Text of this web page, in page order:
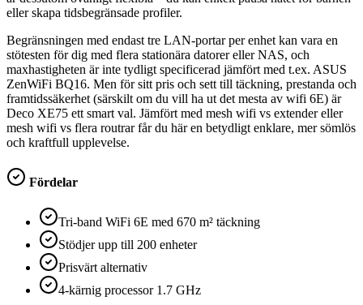
eller skapa tidsbegränsade profiler.
Begränsningen med endast tre LAN-portar per enhet kan vara en
stötesten för dig med flera stationära datorer eller NAS, och
maxhastigheten är inte tydligt specificerad jämfört med t.ex. ASUS
ZenWiFi BQ16. Men för sitt pris och sett till täckning, prestanda och
framtidssäkerhet (särskilt om du vill ha ut det mesta av wifi 6E) är
Deco XE75 ett smart val. Jämfört med mesh wifi vs extender eller
mesh wifi vs flera routrar får du här en betydligt enklare, mer sömlös
och kraftfull upplevelse.
Fördelar
Tri-band WiFi 6E med 670 m² täckning
Stödjer upp till 200 enheter
Prisvärt alternativ
4-kärnig processor 1.7 GHz